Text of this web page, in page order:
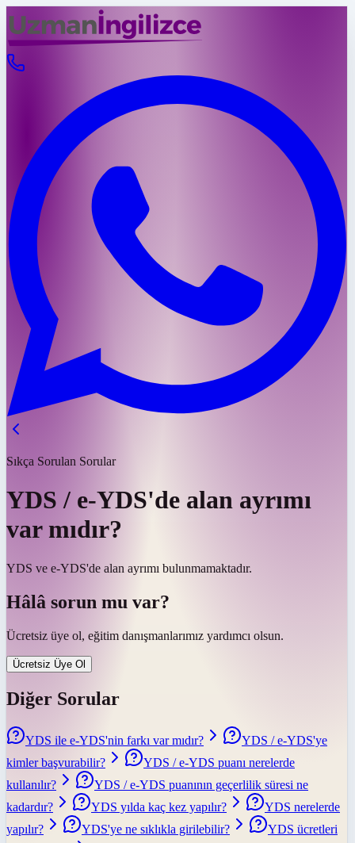
Sıkça Sorulan Sorular
YDS / e-YDS'de alan ayrımı
var mıdır?
YDS ve e-YDS'de alan ayrımı bulunmamaktadır.
Hâlâ sorun mu var?
Ücretsiz üye ol, eğitim danışmanlarımız yardımcı olsun.
Ücretsiz Üye Ol
Diğer Sorular
YDS ile e-YDS'nin farkı var mıdır?
YDS / e-YDS'ye
kimler başvurabilir?
YDS / e-YDS puanı nerelerde
kullanılır?
YDS / e-YDS puanının geçerlilik süresi ne
kadardır?
YDS yılda kaç kez yapılır?
YDS nerelerde
yapılır?
YDS'ye ne sıklıkla girilebilir?
YDS ücretleri